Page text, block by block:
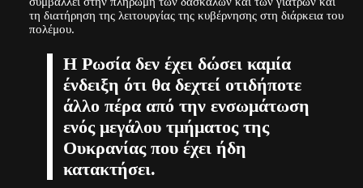
τη διατήρηση της λειτουργίας της κυβέρνησης στη διάρκεια του
πολέμου.
Η Ρωσία δεν έχει δώσει καμία
ένδειξη ότι θα δεχτεί οτιδήποτε
άλλο πέρα από την ενσωμάτωση
ενός μεγάλου τμήματος της
Ουκρανίας που έχει ήδη
κατακτήσει.